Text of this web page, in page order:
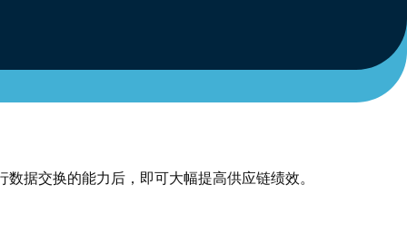
据交换的能力后，即可大幅提高供应链绩效。